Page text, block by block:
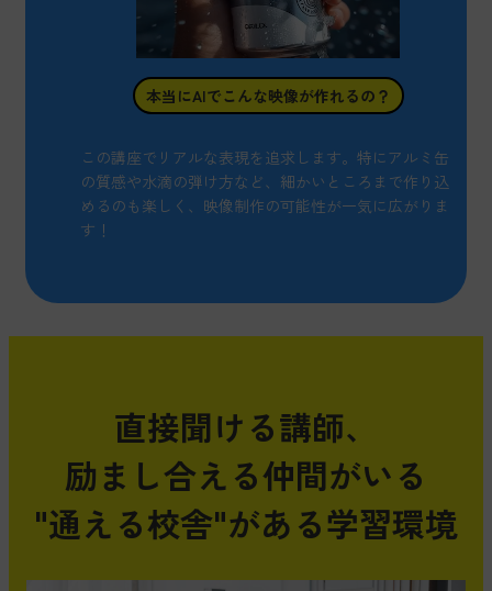
本当にAIでこんな映像が作れるの？
この講座でリアルな表現を追求します。特にアルミ缶
の質感や水滴の弾け方など、細かいところまで作り込
めるのも楽しく、映像制作の可能性が一気に広がりま
す！
直接聞ける講師、
励まし合える仲間がいる
"通える校舎"がある学習環境